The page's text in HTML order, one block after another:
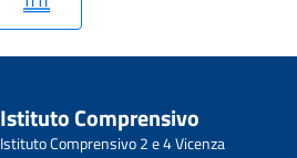
Istituto Comprensivo
Istituto Comprensivo 2 e 4 Vicenza